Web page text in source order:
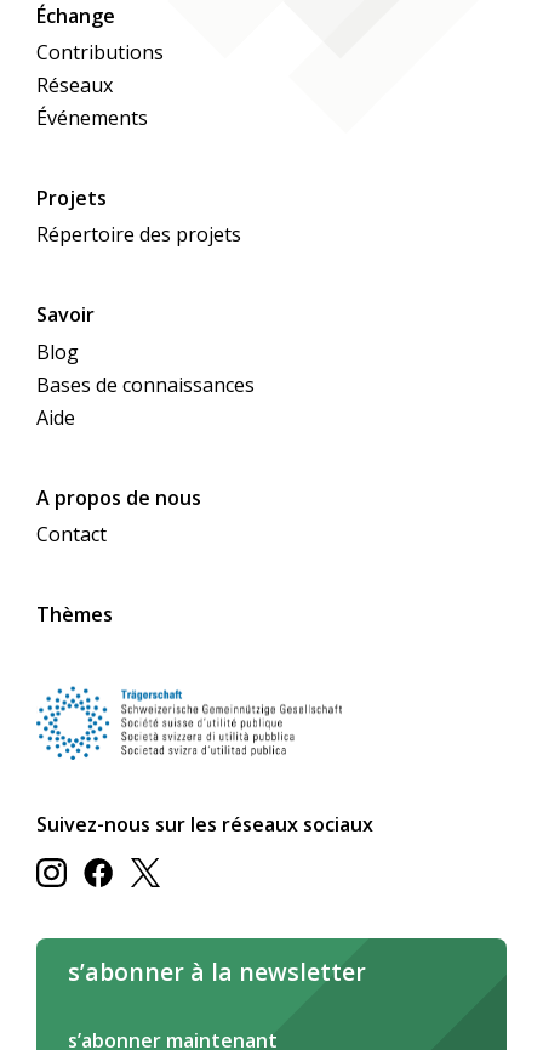
Zuhause, aber auch ausser Haus gestaltet
werden.
Échange
Contributions
Réseaux
Événements
Projets
Répertoire des projets
Savoir
Blog
Bases de connaissances
Aide
A propos de nous
Contact
Thèmes
Suivez-nous sur les réseaux sociaux
s’abonner à la newsletter
s’abonner maintenant